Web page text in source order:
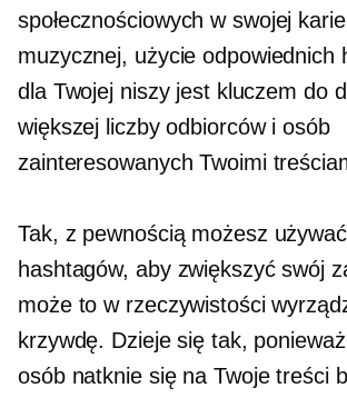
społecznościowych w swojej
muzycznej, użycie odpowiednich
dla Twojej niszy jest kluczem do
większej liczby odbiorców i osób
zainteresowanych Twoimi
Tak, z pewnością możesz
hashtagów, aby zwiększyć swój
może to w rzeczywistości
krzywdę. Dzieje się tak,
osób natknie się na Twoje treści